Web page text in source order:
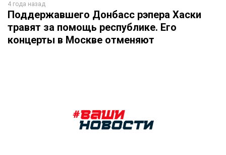
4 года назад
Поддержавшего Донбасс рэпера Хаски
травят за помощь республике. Его
концерты в Москве отменяют